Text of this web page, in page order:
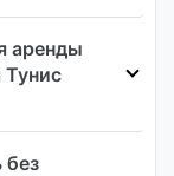
аренды
без